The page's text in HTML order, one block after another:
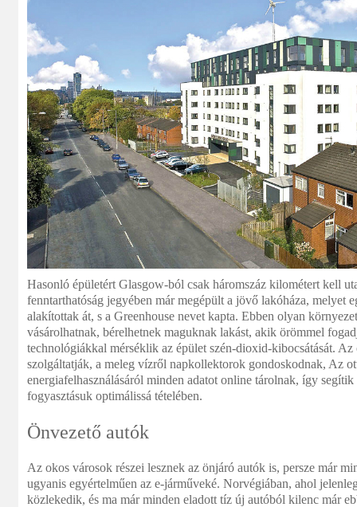
Hasonló épületért Glasgow-ból csak háromszáz kilométert kell
fenntarthatóság jegyében már megépült a jövő lakóháza, melyet
alakítottak át, s a Greenhouse nevet kapta. Ebben olyan
vásárolhatnak, bérelhetnek maguknak lakást, akik örömmel
technológiákkal mérséklik az épület szén-dioxid-kibocsátását. Az
szolgáltatják, a meleg vízről napkollektorok gondoskodnak, Az
energiafelhasználásáról minden adatot online tárolnak, így
fogyasztásuk optimálissá tételében.
Önvezető autók
Az okos városok részei lesznek az önjáró autók is, persze már
ugyanis egyértelműen az e-járműveké. Norvégiában, ahol
közlekedik, és ma már minden eladott tíz új autóból kilenc már